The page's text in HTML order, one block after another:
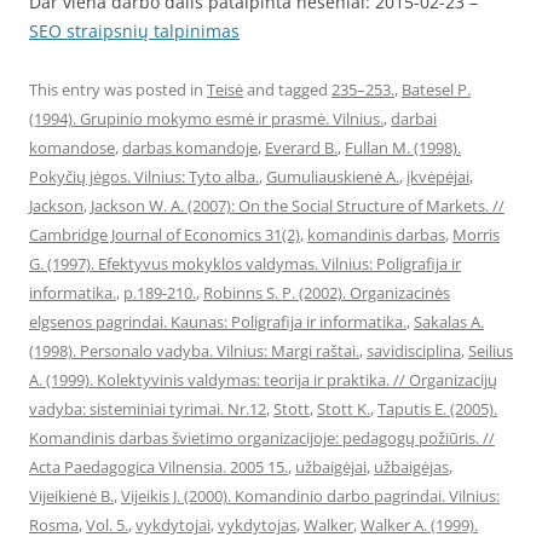
SEO straipsnių talpinimas
This entry was posted in Teisėand tagged 235–253., Batesel P.
(1994). Grupinio mokymo esmė ir prasmė. Vilnius.,darbai
komandose,darbas komandoje, Everard B., Fullan M. (1998).
Pokyčių jėgos. Vilnius: Tyto alba.,Gumuliauskienė A., įkvėpėjai,
Jackson, Jackson W. A. (2007): On the Social Structure of Markets. //
Cambridge Journal of Economics 31(2), komandinis darbas, Morris
G. (1997). Efektyvus mokyklos valdymas. Vilnius: Poligrafija ir
informatika., p.189-210., Robinns S. P. (2002). Organizacinės
elgsenos pagrindai. Kaunas: Poligrafija ir informatika.,Sakalas A.
(1998). Personalo vadyba. Vilnius: Margi raštai.,savidisciplina,Seilius
A. (1999). Kolektyvinis valdymas: teorija ir praktika. // Organizacijų
vadyba: sisteminiai tyrimai. Nr.12,Stott,Stott K.,Taputis E. (2005).
Komandinis darbas švietimo organizacijoje: pedagogų požiūris. //
Acta Paedagogica Vilnensia. 2005 15., užbaigėjai, užbaigėjas,
Vijeikienė B.,Vijeikis J. (2000). Komandinio darbo pagrindai. Vilnius:
Rosma,Vol. 5.,vykdytojai,vykdytojas,Walker,Walker A. (1999).